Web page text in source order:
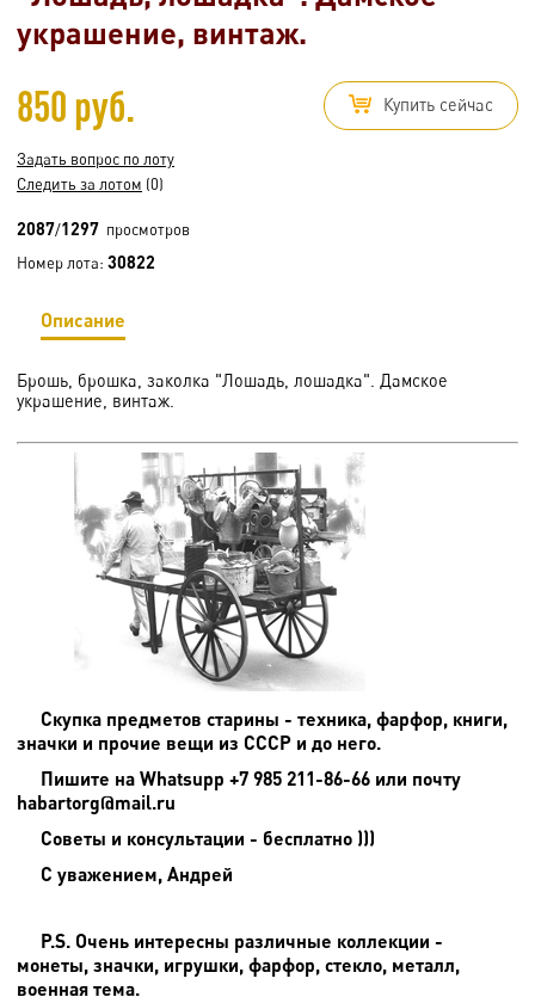
украшение, винтаж.
850 руб. Купить сейчас
Задать вопрос по лоту
Следить за лотом (0)
2087/1297 просмотров
Номер лота: 30822
Описание
Брошь, брошка, заколка "Лошадь, лошадка". Дамское
украшение, винтаж.
Скупка предметов старины - техника, фарфор, книги,
значки и прочие вещи из СССР и до него.
Пишите на Whatsupp +7 985 211-86-66 или почту
habartorg@mail.ru
Советы и консультации - бесплатно )))
С уважением, Андрей
P.S. Очень интересны различные коллекции -
монеты, значки, игрушки, фарфор, стекло, металл,
военная тема.